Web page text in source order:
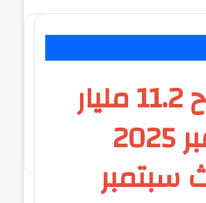
بنك الإسكندرية يحقق صافي أرباح 11.2 مليار
جنيه حتى نهاية الربع الثالث سبتمبر 2025
سبتمبر